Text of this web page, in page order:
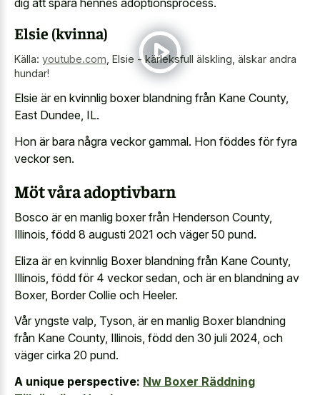
dig att spåra hennes adoptionsprocess.
Elsie (kvinna)
Källa: youtube.com Elsie - kärleksfull älskling, älskar andra
hundar!
Elsie är en kvinnlig boxer blandning från Kane County,
East Dundee, IL.
Hon är bara några veckor gammal. Hon föddes för fyra
veckor sen.
Möt våra adoptivbarn
Bosco är en manlig boxer från Henderson County,
Illinois, född 8 augusti 2021 och väger 50 pund.
Eliza är en kvinnlig Boxer blandning från Kane County,
Illinois, född för 4 veckor sedan, och är en blandning av
Boxer, Border Collie och Heeler.
Vår yngste valp, Tyson, är en manlig Boxer blandning
från Kane County, Illinois, född den 30 juli 2024, och
väger cirka 20 pund.
A unique perspective: Nw Boxer Räddning